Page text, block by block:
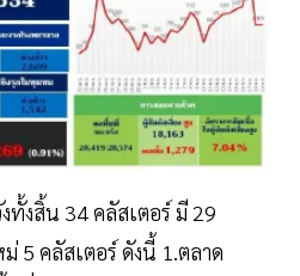
ทั้งสิ้น 34 คลัสเตอร์ มี 29
5 คลัสเตอร์ ดังนี้ 1.ตลาด